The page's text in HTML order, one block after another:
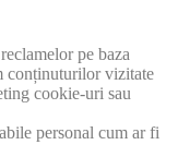
pe baza
conținuturilor vizitate
cookie-uri sau
personal cum ar fi